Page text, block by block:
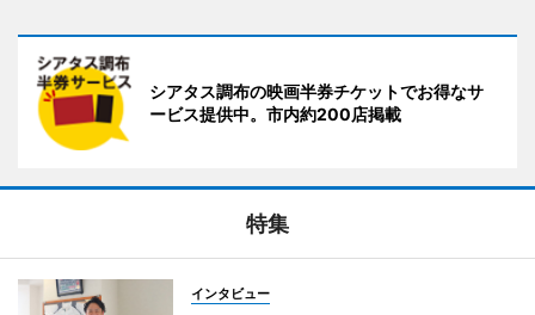
シアタス調布の映画半券チケットでお得なサ
ービス提供中。市内約200店掲載
特集
インタビュー